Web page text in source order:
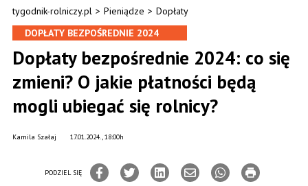
tygodnik-rolniczy.pl > Pieniądze > Dopłaty
DOPŁATY BEZPOŚREDNIE 2024
Dopłaty bezpośrednie 2024: co się
zmieni? O jakie płatności będą
mogli ubiegać się rolnicy?
17.01.2024., 18:00h
Kamila Szałaj
PODZIEL SIĘ